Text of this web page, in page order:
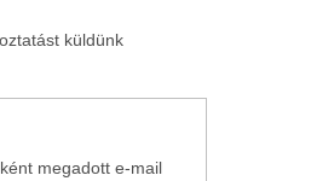
küldünk
megadott e-mail